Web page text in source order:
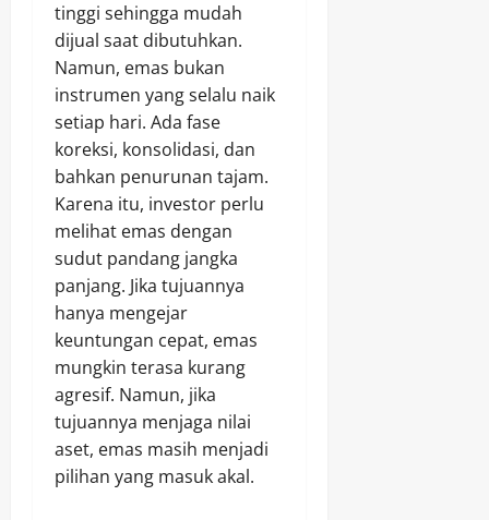
tinggi sehingga mudah
dijual saat dibutuhkan.
Namun, emas bukan
instrumen yang selalu naik
setiap hari. Ada fase
koreksi, konsolidasi, dan
bahkan penurunan tajam.
Karena itu, investor perlu
melihat emas dengan
sudut pandang jangka
panjang. Jika tujuannya
hanya mengejar
keuntungan cepat, emas
mungkin terasa kurang
agresif. Namun, jika
tujuannya menjaga nilai
aset, emas masih menjadi
pilihan yang masuk akal.